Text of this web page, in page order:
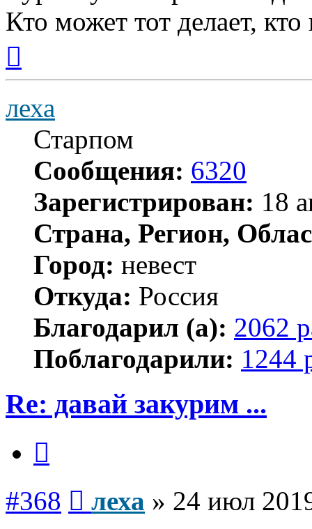
Кто может тот делает,
началу
леха
Старпом
Сообщения: 6320
Зарегистрирован: 18
Страна, Регион,
Город: невест
Откуда: Россия
Благодарил (а): 2062
Поблагодарили: 1244
Re: давай закурим ...
#368 леха » 24 июл